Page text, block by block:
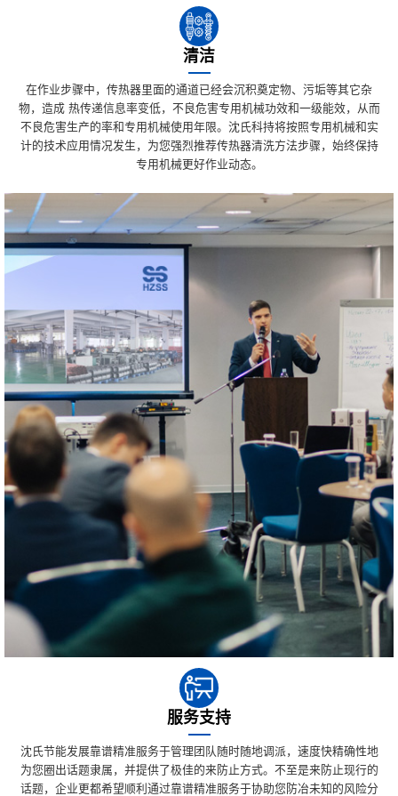
清洁
在作业步骤中，传热器里面的通道已经会沉积奠定物、污垢等其它杂
物，造成 热传递信息率变低，不良危害专用机械功效和一级能效，从而
不良危害生产的率和专用机械使用年限。沈氏科持将按照专用机械和实
计的技术应用情况发生，为您强烈推荐传热器清洗方法步骤，始终保持
专用机械更好作业动态。
服务支持
沈氏节能发展靠谱精准服务于管理团队随时随地调派，速度快精确性地
为您圈出话题隶属，并提供了极佳的来防止方式。不至是来防止现行的
话题，企业更都希望顺利通过靠谱精准服务于协助您防冶未知的风险分